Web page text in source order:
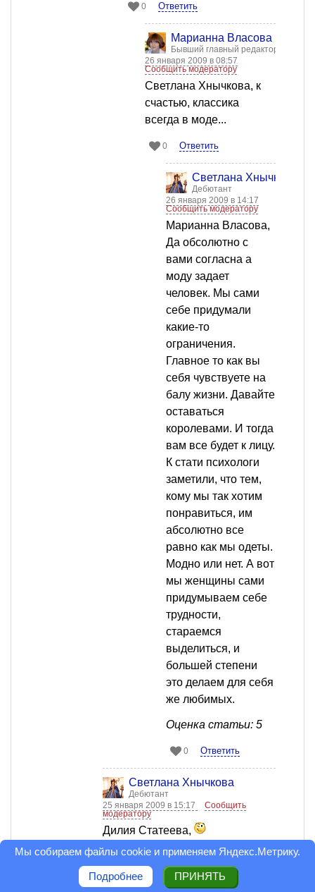
0 Ответить
Марианна Власова
Бывший главный редактор
26 января 2009 в 08:57
Сообщить модератору
Светлана Хнычкова, к
счастью, классика
всегда в моде...
0 Ответить
Светлана Хнычкова
Дебютант
26 января 2009 в 14:17
Сообщить модератору
Марианна Власова,
Да обсолютно с
вами согласна а
моду задает
человек. Мы сами
себе придумали
какие-то
ограничения.
Главное то как вы
себя чувствуете на
балу жизни. Давайте
оставаться
королевами. И тогда
вам все будет к лицу.
К стати психологи
заметили, что тем,
кому мы так хотим
понравиться, им
абсолютно все
равно как мы одеты.
Модно или нет. А вот
мы женщины сами
придумываем себе
трудности,
стараемся
выделиться, и
большей степени
это делаем для себя
же любимых.
Оценка статьи: 5
0 Ответить
Светлана Хнычкова
Дебютант
25 января 2009 в 15:17
Сообщить
модератору
Дилия Статеева,
Да мода она так переменчива.
Меня, в свое время, правильно
и красиво одеваться приучал как
Мы собираем файлы cookie и применяем Яндекс.Метрику.
Подробнее ПРИНЯТЬ